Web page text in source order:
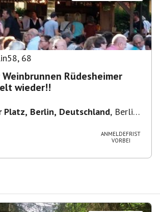
, 68
Rüdesheimer
wieder!!
Platz, Berlin, Deutschland, Berlin-
ANMELDEFRIST
VORBEI